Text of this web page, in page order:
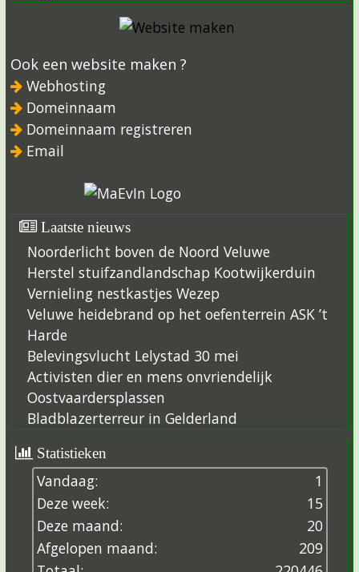
Ook een website maken ?
Webhosting
Domeinnaam
Domeinnaam registreren
Email
Laatste nieuws
Noorderlicht boven de Noord Veluwe
Herstel stuifzandlandschap Kootwijkerduin
Vernieling nestkastjes Wezep
Veluwe heidebrand op het oefenterrein ASK ’t
Harde
Belevingsvlucht Lelystad 30 mei
Activisten dier en mens onvriendelijk
Oostvaardersplassen
Bladblazerterreur in Gelderland
Statistieken
Vandaag:
1
Deze week:
15
Deze maand:
20
Afgelopen maand:
209